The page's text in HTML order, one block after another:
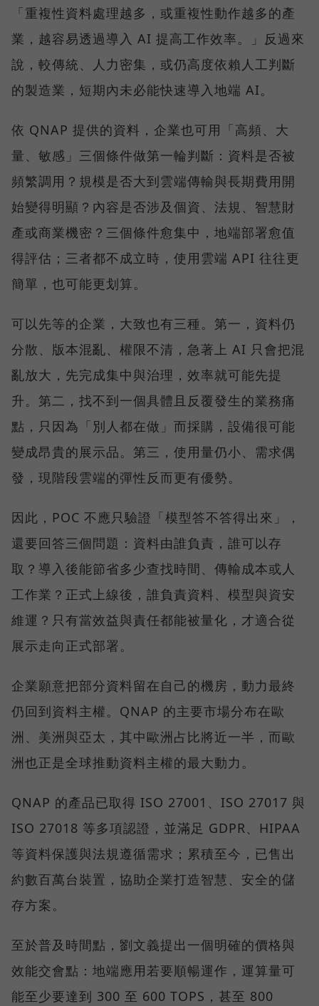
「重複性資料處理越多，或重複性動作越多的產
業，越容易透過導入 AI 提高工作效率。」反過來
說，較傳統、人力密集，或仍高度依賴人工判斷
的製造業，短期內未必能快速導入地端 AI。
依 QNAP 提供的資料，企業也可用「高頻、大
量、敏感」三個條件做第一輪判斷：資料是否被
頻繁調用？規模是否大到雲端傳輸與長期費用開
始變得明顯？內容是否涉及個資、法規、智慧財
產或商業機密？三個條件愈集中，地端部署愈值
得評估；三者都不成立時，使用雲端 API 往往更
簡單，也可能更划算。
可以先等的企業，大致也有三種。第一，資料仍
分散、版本混亂、權限不清，急著上 AI 只會把混
亂放大，先完成集中與治理，效率就可能先提
升。第二，找不到一個具體且反覆發生的業務痛
點，只因為「別人都在做」而採購，設備很可能
變成昂貴的展示品。第三，使用量仍小、需求偶
發，現階段雲端的彈性反而更有優勢。
因此，POC 不應只驗證「模型答不答得出來」，
還要回答三個問題：資料由誰負責，誰可以存
取？導入後能節省多少查找時間、傳輸成本或人
工作業？正式上線後，誰負責資料、模型與資安
維運？只有當效益與責任都能被量化，才適合從
展示走向正式部署。
企業願意把部分資料留在自己的機房，動力最終
仍回到資料主權。QNAP 的主要市場分布在歐
洲、美洲與亞太，其中歐洲占比將近一半，而歐
洲也正是全球推動資料主權的最大動力。
QNAP 的產品已取得 ISO 27001、ISO 27017 與
ISO 27018 等多項認證，並滿足 GDPR、HIPAA
等資料保護與法規遵循需求；累積至今，已售出
約數百萬台裝置，協助企業打造智慧、安全的儲
存方案。
至於普及時間點，劉文義提出一個明確的價格與
效能交會點：地端應用若要順暢運作，運算量可
能至少要達到 300 至 600 TOPS，甚至 800